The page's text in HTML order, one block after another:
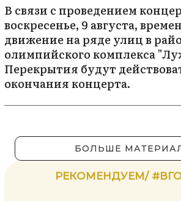
В связи с проведением
воскресенье, 9 августа,
движение на ряде улиц в
олимпийского комплекса
Перекрытия будут
окончания концерта.
БОЛЬШЕ
РЕКОМЕНДУЕМ/